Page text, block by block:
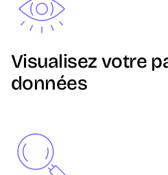
Visualisez votre
données
Image